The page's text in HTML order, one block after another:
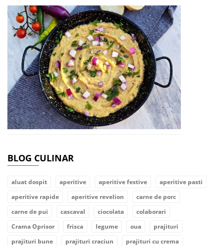
BLOG CULINAR
aluat dospit aperitive aperitive festive
aperitive pasti
aperitive rapide
aperitive revelion
carne de porc
carne de pui
cascaval ciocolata
colaborari
Crama Oprisor
frisca legume oua
prajituri
prajituri bune
prajituri craciun
prajituri cu crema